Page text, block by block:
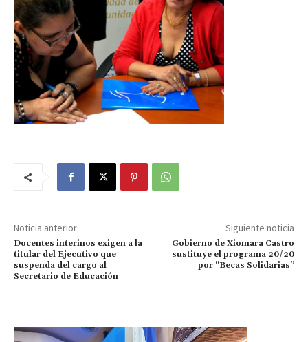
Noticia anterior
Docentes interinos exigen a la
titular del Ejecutivo que
suspenda del cargo al
Secretario de Educación
Siguiente noticia
Gobierno de Xiomara Castro
sustituye el programa 20/20
por “Becas Solidarias”